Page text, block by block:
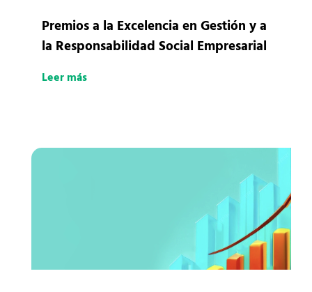
Premios a la Excelencia en Gestión y a
la Responsabilidad Social Empresarial
Leer más